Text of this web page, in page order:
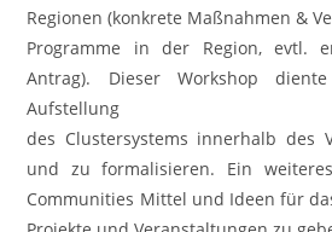
Regionen (konkrete Maßnahmen &
Programme in der Region, evtl.
Antrag). Dieser Workshop
Aufstellung
des Clustersystems innerhalb des
und zu formalisieren. Ein
Communities Mittel und Ideen für